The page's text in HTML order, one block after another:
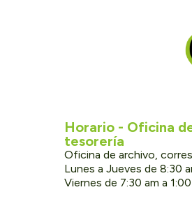
Horario - Oficina
tesorería
Oficina de archivo,
Lunes a Jueves de 8:30
Viernes de 7:30 am a